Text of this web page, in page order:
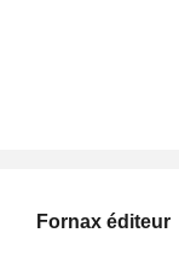
Fornax éditeur